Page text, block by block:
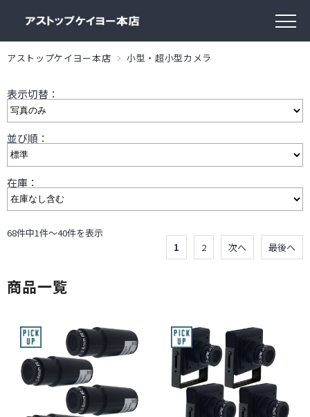
アストップケイヨー本店 小型・超小型カメラ
表示切替：
並び順：
在庫：
68件中1件～40件を表示
1
2 次へ 最後へ
商品一覧